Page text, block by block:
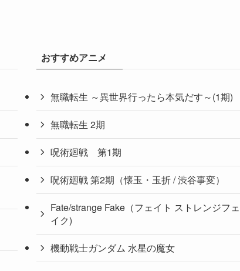
おすすめアニメ
無職転生 ～異世界行ったら本気だす～(1期)
無職転生 2期
呪術廻戦 第1期
呪術廻戦 第2期（懐玉・玉折 / 渋谷事変）
Fate/strange Fake（フェイト ストレンジフェ
イク)
機動戦士ガンダム 水星の魔女